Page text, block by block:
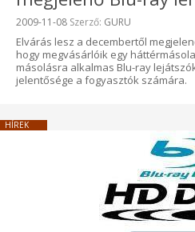
Beküldve:
2009-11-08 Szerző: GURU
Elvárás lesz a decembertől
hogy megvásárlóik egy
másolásra alkalmas Blu-ray
jelentősége a fogyasztók számára.
HÍREK